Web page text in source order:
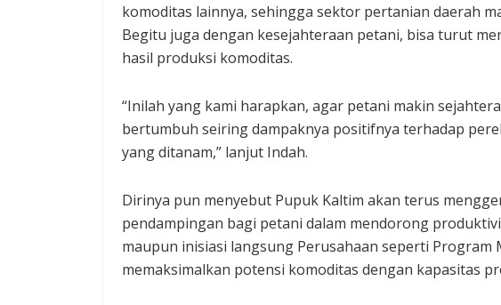
komoditas lainnya, sehingga sektor pertanian daerah
Begitu juga dengan kesejahteraan petani, bisa turut
hasil produksi komoditas.
“Inilah yang kami harapkan, agar petani makin
bertumbuh seiring dampaknya positifnya terhadap
yang ditanam,” lanjut Indah.
Dirinya pun menyebut Pupuk Kaltim akan terus
pendampingan bagi petani dalam mendorong
maupun inisiasi langsung Perusahaan seperti Program
memaksimalkan potensi komoditas dengan kapasitas